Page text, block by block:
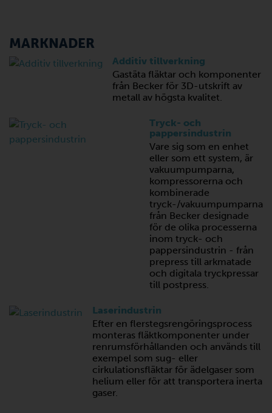
MARKNADER
Additiv tillverkning
Gastäta fläktar och komponenter
från Becker för 3D-utskrift av
metall av högsta kvalitet.
Tryck- och
pappersindustrin
Vare sig som en enhet
eller som ett system, är
vakuumpumparna,
kompressorerna och
kombinerade
tryck-/vakuumpumparna
från Becker designade
för de olika processerna
inom tryck- och
pappersindustrin - från
prepress till arkmatade
och digitala tryckpressar
till postpress.
Laserindustrin
Efter en flerstegsrengöringsprocess
monteras fläktkomponenter under
renrumsförhållanden och används till
exempel som sug- eller
cirkulationsfläktar för ädelgaser som
helium eller för att transportera inerta
gaser.